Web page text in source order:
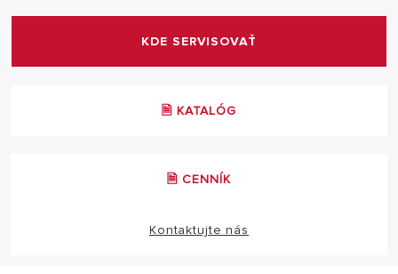
KDE SERVISOVAŤ
🗎 KATALÓG
🗎 CENNÍK
Kontaktujte nás